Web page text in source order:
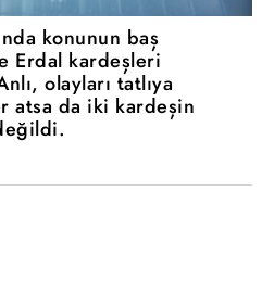
konunun baş
Erdal kardeşleri
olayları tatlıya
atsa da iki kardeşin